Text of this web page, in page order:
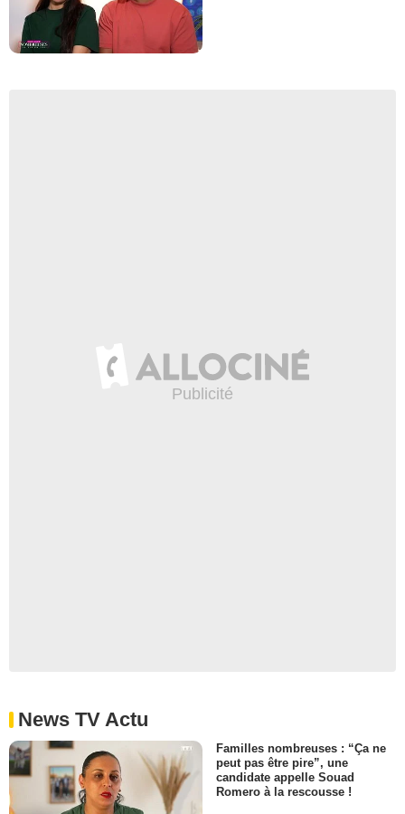
News TV Actu
Familles nombreuses : “Ça ne
peut pas être pire”, une
candidate appelle Souad
Romero à la rescousse !